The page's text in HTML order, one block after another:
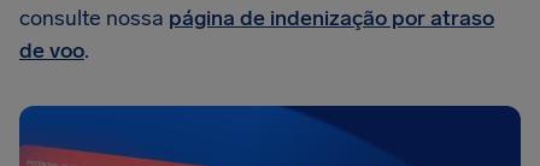
consulte nossa página de indenização por atraso
de voo.